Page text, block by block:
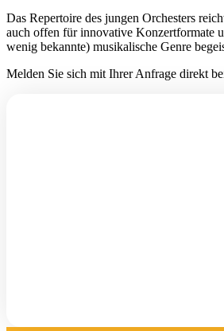
Das Repertoire des jungen Orchesters
auch offen für innovative Konzertformate
wenig bekannte) musikalische Genre
Melden Sie sich mit Ihrer Anfrage direkt